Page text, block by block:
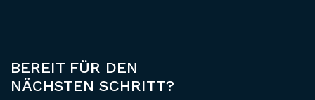
BEREIT FÜR DEN
NÄCHSTEN SCHRITT?